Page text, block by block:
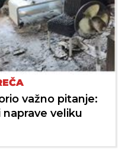
važno pitanje:
veliku